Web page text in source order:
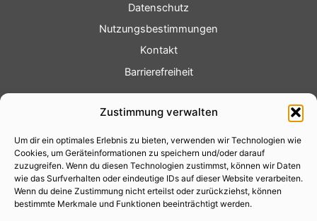
Zustimmung verwalten
Um dir ein optimales Erlebnis zu bieten, verwenden wir Technologien wie
Cookies, um Geräteinformationen zu speichern und/oder darauf
zuzugreifen. Wenn du diesen Technologien zustimmst, können wir Daten
wie das Surfverhalten oder eindeutige IDs auf dieser Website verarbeiten.
Wenn du deine Zustimmung nicht erteilst oder zurückziehst, können
bestimmte Merkmale und Funktionen beeinträchtigt werden.
Datenschutz
Nutzungsbestimmungen
Kontakt
Barrierefreiheit
Fotoservice
Videoservice
Werbung
Contenterstellung
Lokalnachrichten